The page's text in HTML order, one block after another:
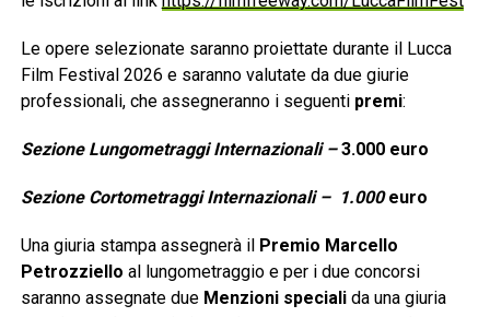
Le opere selezionate saranno proiettate durante il Lucca
Film Festival 2026 e saranno valutate da due giurie
professionali, che assegneranno i seguenti premi:
Sezione Lungometraggi Internazionali –3.000 euro
Sezione Cortometraggi Internazionali – 1.000euro
Una giuria stampa assegnerà il Premio Marcello
Petrozziello al lungometraggio e per i due concorsi
saranno assegnate dueMenzioni speciali da una giuria